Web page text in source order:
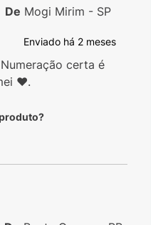
Enviado há 2 meses
certa é
❤️.
De Mogi Mirim - SP